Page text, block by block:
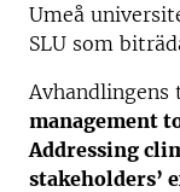
Umeå
SLU som
Avhandlingens
management
Addressing
stakeholders’